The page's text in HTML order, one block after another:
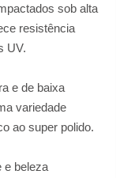
sob alta
resistência
UV.
e de baixa
variedade
ao super polido.
e beleza